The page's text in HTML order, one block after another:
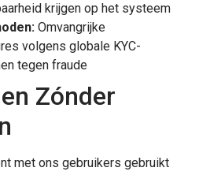
krijgen op het systeem
Omvangrijke
volgens globale KYC-
tegen fraude
Zónder
met ons gebruikers gebruikt